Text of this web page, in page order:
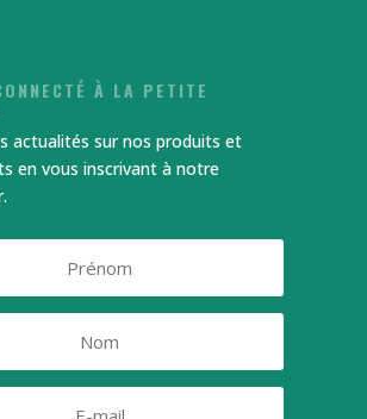
À LA PETITE
actualités sur nos produits et
en vous inscrivant à notre